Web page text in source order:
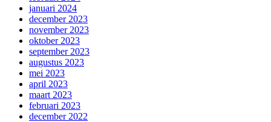
januari 2024
december 2023
november 2023
oktober 2023
september 2023
augustus 2023
mei 2023
april 2023
maart 2023
februari 2023
december 2022